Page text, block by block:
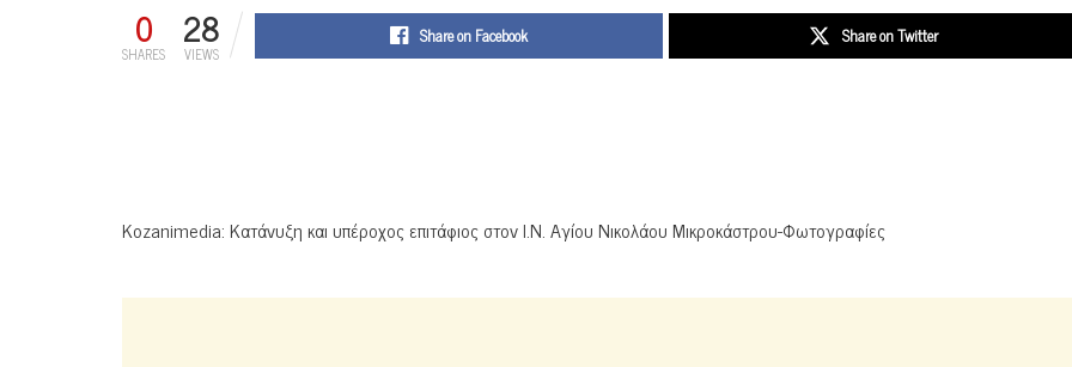
0
SHARES 28
VIEWS
Share on Facebook Share on Twitter
Kozanimedia: Κατάνυξη και υπέροχος επιτάφιος στον Ι.Ν. Αγίου Νικολάου Μικροκάστρου-Φωτογραφίες